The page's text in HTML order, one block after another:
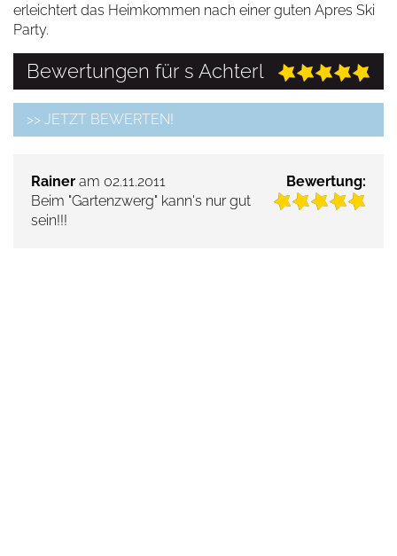
erleichtert das Heimkommen nach einer guten Apres Ski
Party.
Bewertungen für s Achterl
>> JETZT BEWERTEN!
Bewertung:
Rainer am 02.11.2011
Beim "Gartenzwerg" kann's nur gut
sein!!!